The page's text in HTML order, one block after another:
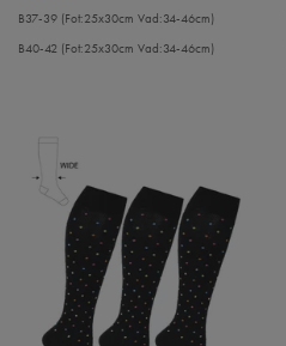
B37-39 (Fot:25x30cm Vad:34-46cm)
B40-42 (Fot:25x30cm Vad:34-46cm)